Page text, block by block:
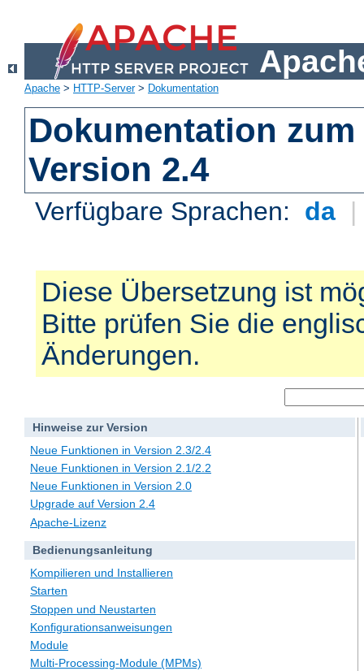
Apache > HTTP-Server> Dokumentation
Dokumentation zum
Version 2.4
Verfügbare Sprachen: da |
Diese Übersetzung ist
Bitte prüfen Sie die
Änderungen.
Hinweise zur Version
Neue Funktionen in Version 2.3/2.4
Neue Funktionen in Version 2.1/2.2
Neue Funktionen in Version 2.0
Upgrade auf Version 2.4
Apache-Lizenz
Bedienungsanleitung
Kompilieren und Installieren
Starten
Stoppen und Neustarten
Konfigurationsanweisungen
Module
Multi-Processing-Module (MPMs)